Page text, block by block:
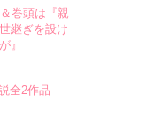
巻頭は『親
継ぎを設け
』
全2作品